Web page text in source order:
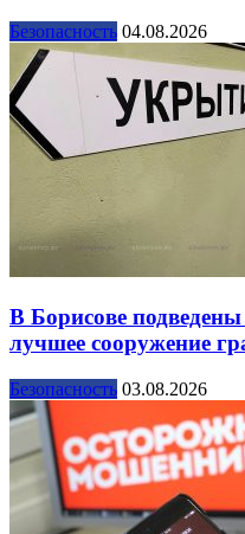
Безопасность 04.08.2026
В Борисове
лучшее сооружение
Безопасность 03.08.2026